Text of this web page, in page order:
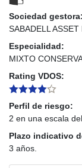
Sociedad gestora:
SABADELL
Especialidad:
MIXTO
Rating VDOS:
Perfil de riesgo:
2 en una escala
Plazo indicativo
3 años.